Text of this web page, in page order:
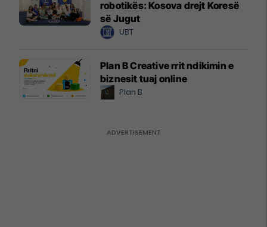
robotikës: Kosova drejt Koresë
së Jugut
UBT
Plan B Creative rrit ndikimin e
biznesit tuaj online
Plan B